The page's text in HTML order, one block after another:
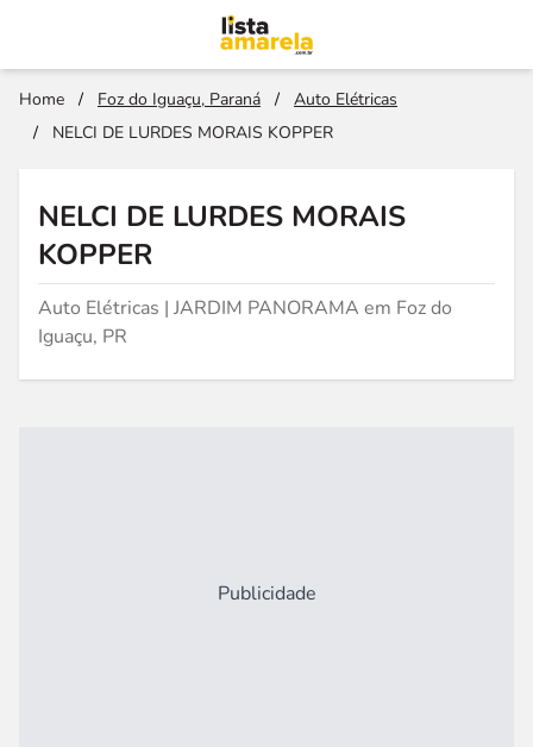
Home / Foz do Iguaçu, Paraná /
Auto Elétricas
/
NELCI DE LURDES MORAIS KOPPER
NELCI DE LURDES MORAIS
KOPPER
Auto Elétricas | JARDIM PANORAMA em Foz do
Iguaçu, PR
Publicidade